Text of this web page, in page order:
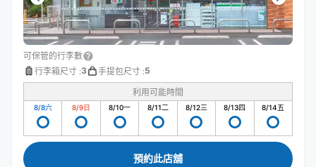
可保管的行李數
行李箱尺寸 :3 手提包尺寸 :5
利用可能時間
8/8六 8/9日 8/10一 8/11二 8/12三 8/13四 8/14五
預約此店舖